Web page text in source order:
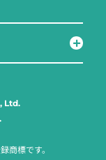
Ltd.
商標です。